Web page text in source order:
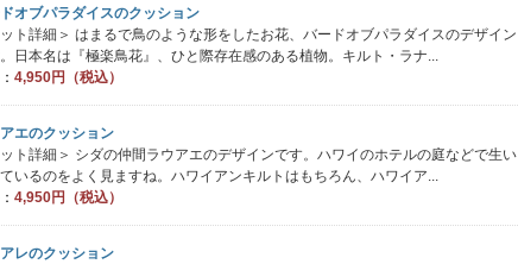
オブパラダイスのクッション
ット詳細＞ はまるで鳥のような形をしたお花、バードオブパラダイスのデザイン
日本名は『極楽鳥花』、ひと際存在感のある植物。キルト・ラナ...
4,950円（税込）
エのクッション
ット詳細＞ シダの仲間ラウアエのデザインです。ハワイのホテルの庭などで生い
いるのをよく見ますね。ハワイアンキルトはもちろん、ハワイア...
4,950円（税込）
レのクッション